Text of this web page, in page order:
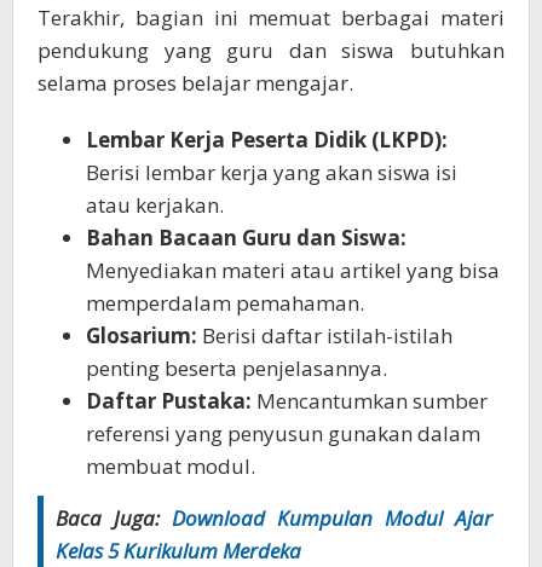
Terakhir, bagian ini memuat berbagai materi
pendukung yang guru dan siswa butuhkan
selama proses belajar mengajar.
Lembar Kerja Peserta Didik (LKPD):
Berisi lembar kerja yang akan siswa isi
atau kerjakan.
Bahan Bacaan Guru dan Siswa:
Menyediakan materi atau artikel yang bisa
memperdalam pemahaman.
Glosarium: Berisi daftar istilah-istilah
penting beserta penjelasannya.
Daftar Pustaka: Mencantumkan sumber
referensi yang penyusun gunakan dalam
membuat modul.
Baca Juga:Download Kumpulan Modul Ajar
Kelas 5 Kurikulum Merdeka